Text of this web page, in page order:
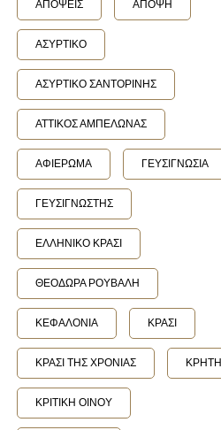
ΑΠΟΨΕΙΣ ΑΠΟΨΗ
ΑΣΥΡΤΙΚΟ
ΑΣΥΡΤΙΚΟ ΣΑΝΤΟΡΙΝΗΣ
ΑΤΤΙΚΟΣ ΑΜΠΕΛΩΝΑΣ
ΑΦΙΕΡΩΜΑ ΓΕΥΣΙΓΝΩΣΙΑ
ΓΕΥΣΙΓΝΩΣΤΗΣ
ΕΛΛΗΝΙΚΟ ΚΡΑΣΙ
ΘΕΟΔΩΡΑ ΡΟΥΒΑΛΗ
ΚΕΦΑΛΟΝΙΑ ΚΡΑΣΙ
ΚΡΑΣΙ ΤΗΣ ΧΡΟΝΙΑΣ ΚΡΗΤΗ
ΚΡΙΤΙΚΗ ΟΙΝΟΥ